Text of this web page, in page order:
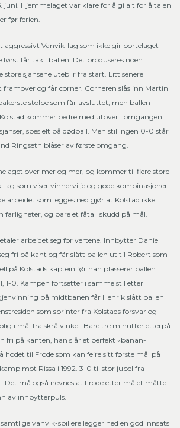
juni. Hjemmelaget var klare for å gi alt for å ta en
før ferien.
aggressivt Vanvik-lag som ikke gir bortelaget
først får tak i ballen. Det produseres noen
store sjansene uteblir fra start. Litt senere
og får corner. Corneren slås inn Martin
stolpe som får avsluttet, men ballen
kommer bedre med utover i omgangen
spesielt på dødball. Men stillingen 0-0 står
Ringseth blåser av første omgang.
over mer og mer, og kommer til flere store
lag som viser vinnervilje og gode kombinasjoner
arbeidet som legges ned gjør at Kolstad ikke
farligheter, og bare et fåtall skudd på mål.
arbeidet seg for vertene. Innbytter Daniel
fri på kant og får slått ballen ut til Robert som
på Kolstads kaptein før han plasserer ballen
1-0. Kampen fortsetter i samme stil etter
på midtbanen får Henrik slått ballen
som sprinter fra Kolstads forsvar og
i mål fra skrå vinkel. Bare tre minutter etterpå
fri på kanten, han slår et perfekt «banan-
hodet til Frode som kan feire sitt første mål på
mot Rissa i 1992. 3-0 til stor jubel fra
må også nevnes at Frode etter målet måtte
av innbytterpuls.
vanvik-spillere legger ned en god innsats